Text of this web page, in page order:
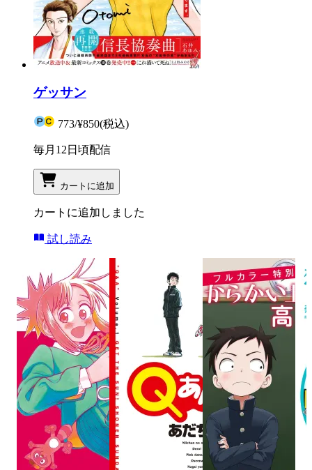
ゲッサン
773/¥850(税込)
毎月12日頃配信
カートに追加
カートに追加しました
試し読み